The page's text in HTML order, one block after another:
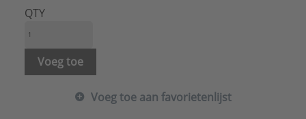
Type:
Serie:
QTY
Voeg toe
Voeg toe aan favorietenlijst